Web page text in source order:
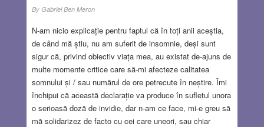
By Gabriel Ben Meron
N-am nicio explicație pentru faptul că în toți anii aceștia,
de când mă știu, nu am suferit de insomnie, deși sunt
sigur că, privind obiectiv viața mea, au existat de-ajuns de
multe momente critice care să-mi afecteze calitatea
somnului și / sau numărul de ore petrecute în neștire. Îmi
închipui că această declarație va produce în sufletul unora
o serioasă doză de invidie, dar n-am ce face, mi-e greu să
mă solidarizez de facto cu cei care uneori, sau chiar